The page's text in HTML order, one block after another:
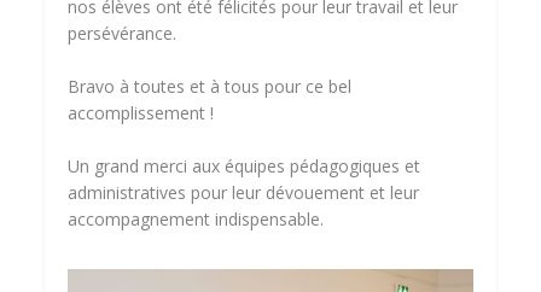
nos élèves ont été félicités pour leur travail et leur
persévérance.
Bravo à toutes et à tous pour ce bel
accomplissement !
Un grand merci aux équipes pédagogiques et
administratives pour leur dévouement et leur
accompagnement indispensable.